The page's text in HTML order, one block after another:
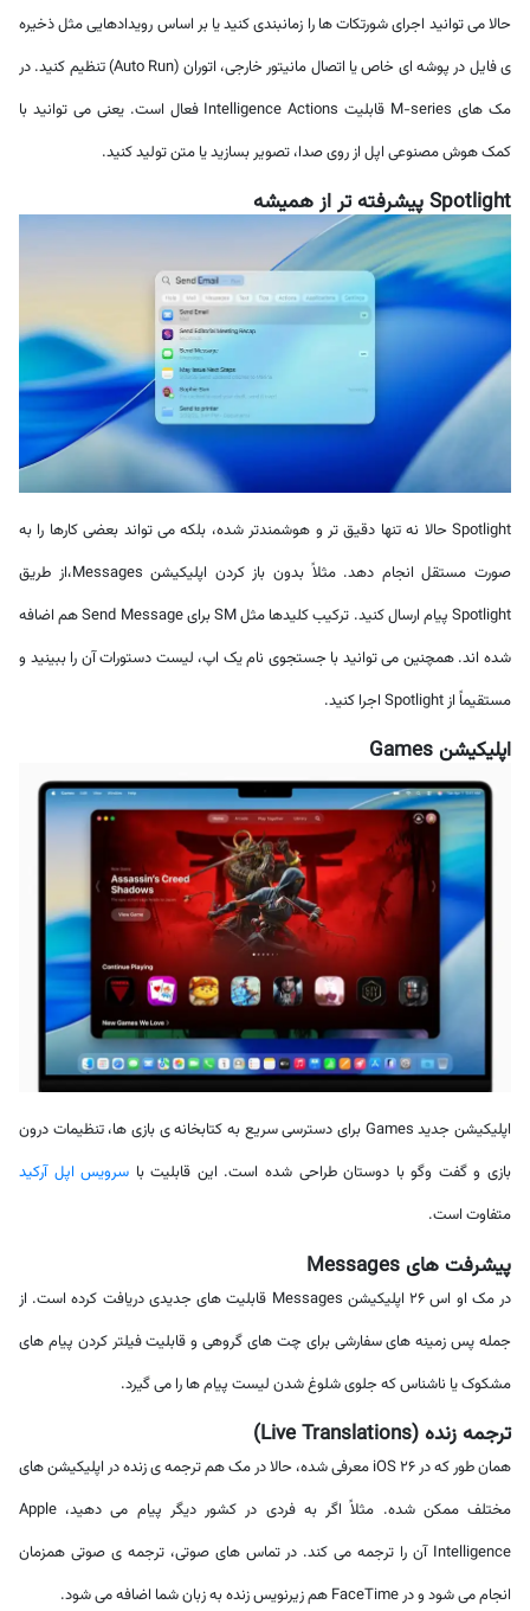
حالا می توانید اجرای شورتکات ها را زمانبندی کنید یا بر اساس رویدادهایی مثل ذخیره
ی فایل در پوشه ای خاص یا اتصال مانیتور خارجی، اتوران (Auto Run) تنظیم کنید. در
مک های M-series قابلیت Intelligence Actions فعال است. یعنی می توانید با
کمک هوش مصنوعی اپل از روی صدا، تصویر بسازید یا متن تولید کنید.
Spotlight پیشرفته تر از همیشه
Spotlight حالا نه تنها دقیق تر و هوشمندتر شده، بلکه می تواند بعضی کارها را به
صورت مستقل انجام دهد. مثلاً بدون باز کردن اپلیکیشن Messages،از طریق
Spotlight پیام ارسال کنید. ترکیب کلیدها مثل SM برای Send Message هم اضافه
شده اند. همچنین می توانید با جستجوی نام یک اپ، لیست دستورات آن را ببینید و
مستقیماً از Spotlight اجرا کنید.
اپلیکیشن Games
اپلیکیشن جدید Games برای دسترسی سریع به کتابخانه ی بازی ها، تنظیمات درون
بازی و گفت وگو با دوستان طراحی شده است. این قابلیت با سرویس اپل آرکید
متفاوت است.
پیشرفت های Messages
در مک او اس 26 اپلیکیشن Messages قابلیت های جدیدی دریافت کرده است. از
جمله پس زمینه های سفارشی برای چت های گروهی و قابلیت فیلتر کردن پیام های
مشکوک یا ناشناس که جلوی شلوغ شدن لیست پیام ها را می گیرد.
ترجمه زنده (Live Translations)
همان طور که در iOS 26 معرفی شده، حالا در مک هم ترجمه ی زنده در اپلیکیشن های
مختلف ممکن شده. مثلاً اگر به فردی در کشور دیگر پیام می دهید، Apple
Intelligence آن را ترجمه می کند. در تماس های صوتی، ترجمه ی صوتی همزمان
انجام می شود و در FaceTime هم زیرنویس زنده به زبان شما اضافه می شود.